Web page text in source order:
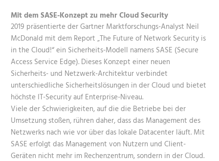
Mit dem SASE-Konzept zu mehr Cloud Security
2019 präsentierte der Gartner Marktforschungs-Analyst Neil
McDonald mit dem Report „The Future of Network Security is
in the Cloud!“ ein Sicherheits-Modell namens SASE (Secure
Access Service Edge). Dieses Konzept einer neuen
Sicherheits- und Netzwerk-Architektur verbindet
unterschiedliche Sicherheitslösungen in der Cloud und bietet
höchste IT-Security auf Enterprise-Niveau.
Viele der Schwierigkeiten, auf die die Betriebe bei der
Umsetzung stoßen, rühren daher, dass das Management des
Netzwerks nach wie vor über das lokale Datacenter läuft. Mit
SASE erfolgt das Management von Nutzern und Client-
Geräten nicht mehr im Rechenzentrum, sondern in der Cloud.